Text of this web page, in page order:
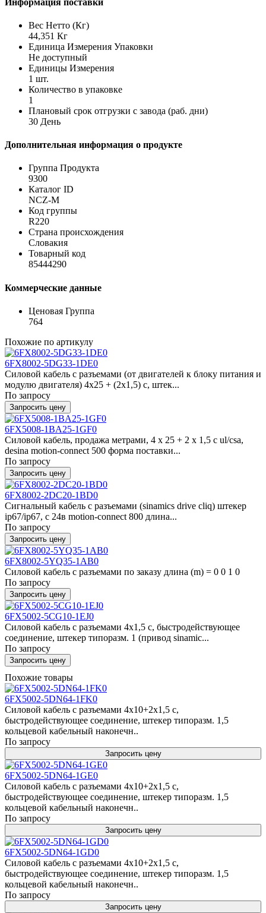
Вес Нетто (Кг)
44,351 Кг
Единица Измерения Упаковки
Не доступный
Единицы Измерения
1 шт.
Количество в упаковке
1
Плановый срок отгрузки с завода (раб. дни)
30 День
Дополнительная информация о продукте
Группа Продукта
9300
Каталог ID
NCZ-M
Код группы
R220
Страна происхождения
Словакия
Товарный код
85444290
Коммерческие данные
Ценовая Группа
764
Похожие по артикулу
6FX8002-5DG33-1DE0
Силовой кабель с разъемами (от двигателей к блоку питания и
модулю двигателя) 4x25 + (2x1,5) c, штек...
По запросу
Запросить цену
6FX5008-1BA25-1GF0
Силовой кабель, продажа метрами, 4 x 25 + 2 x 1,5 c ul/csa,
desina motion-connect 500 форма поставки...
По запросу
Запросить цену
6FX8002-2DC20-1BD0
Сигнальный кабель с разъемами (sinamics drive cliq) штекер
ip67/ip67, с 24в motion-connect 800 длина...
По запросу
Запросить цену
6FX8002-5YQ35-1AB0
Силовой кабель с разъемами по заказу длина (m) = 0 0 1 0
По запросу
Запросить цену
6FX5002-5CG10-1EJ0
Силовой кабель с разъемами 4x1,5 c, быстродействующее
соединение, штекер типоразм. 1 (привод sinamic...
По запросу
Запросить цену
Похожие товары
6FX5002-5DN64-1FK0
Силовой кабель с разъемами 4x10+2x1,5 c,
быстродействующее соединение, штекер типоразм. 1,5
кольцевой кабельный наконечн..
По запросу
Запросить цену
6FX5002-5DN64-1GE0
Силовой кабель с разъемами 4x10+2x1,5 c,
быстродействующее соединение, штекер типоразм. 1,5
кольцевой кабельный наконечн..
По запросу
Запросить цену
6FX5002-5DN64-1GD0
Силовой кабель с разъемами 4x10+2x1,5 c,
быстродействующее соединение, штекер типоразм. 1,5
кольцевой кабельный наконечн..
По запросу
Запросить цену